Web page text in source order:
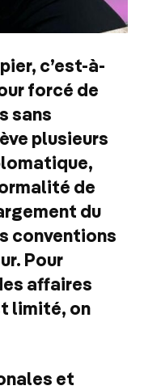
c’est-à-
forcé de
sans
plusieurs
de
du
conventions
Pour
affaires
limité, on
et